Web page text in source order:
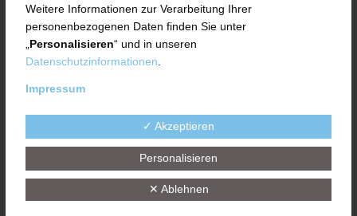
Mittelpunkt.
Je nach Material und Prozess dienen diese
Maschinenlösung unter Berücksichtigung der
gewünschten Prozessparameter wie z. B.
Temperaturen, Siebfeinheiten, Durchsatz und
Produktqualität zu ermitteln. Sie unterstützen
damit bei der Abstimmung des optimalen
Weitere Informationen zur Verarbeitung Ihrer
personenbezogenen Daten finden Sie unter
„Personalisieren“ und in unseren
Datenschutzinformationen.
Impressum
✓ Akzeptieren
Personalisieren
✕ Ablehnen